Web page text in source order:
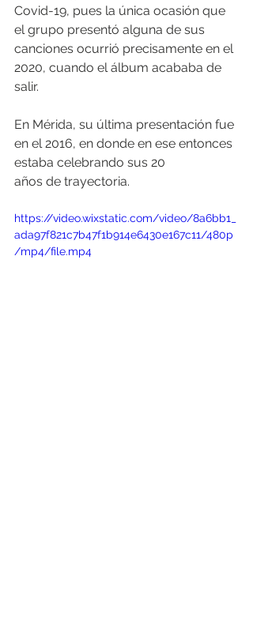
Covid-19, pues la única ocasión que
el grupo presentó alguna de sus
canciones ocurrió precisamente en el
2020, cuando el álbum acababa de
salir.
En Mérida, su última presentación fue
en el 2016, en donde en ese entonces
estaba celebrando sus 20
años de trayectoria.
https://video.wixstatic.com/video/8a6bb1_
ada97f821c7b47f1b914e6430e167c11/480p
/mp4/file.mp4